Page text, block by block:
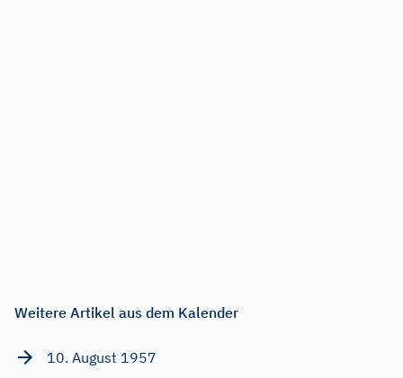
Weitere Artikel aus dem Kalender
10. August 1957